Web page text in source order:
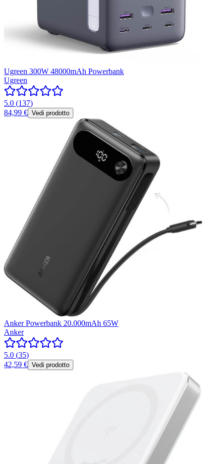
Ugreen 300W 48000mAh Powerbank
Ugreen
5.0 (137)
84,99 € Vedi prodotto
Anker Powerbank 20.000mAh 65W
Anker
5.0 (35)
42,59 € Vedi prodotto